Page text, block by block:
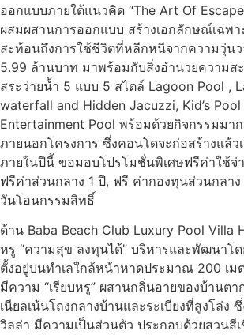
ออกแบบภายใต้แนวคิด “The Art Of
ผสมผสานการออกแบบ สร้างเอกลักษณ์เฉพา
สะท้อนถึงการใช้ชีวิตที่หลีกหนีจากความวุ่นว
5.99 ล้านบาท มาพร้อมกับสิ่งอำนวยความส
สระว่ายน้ำ 5 แบบ 5 สไตล์ Lagoon Pool ,
waterfall and Hidden Jacuzzi, Kid’s Pool
Entertainment Pool พร้อมด้วยกิจกรรมมา
ภายนอกโครงการ ซึ่งคอนโดจะก่อสร้างแล้ว
ภายในปีนี้ ขอมอบโปรโมชั่นพิเศษฟรีค่าใช้จ่
ฟรีค่าส่วนกลาง 1 ปี, ฟรี ค่ากองทุนส่วนกลา
วันโอนกรรมสิทธิ์
ด้าน Baba Beach Club Luxury Pool Villa
หรู “ความสุข ลงทุนได้” บริหารและพัฒนาโ
ตั้งอยู่บนทำเลใกล้หน้าหาดประมาณ 200 เม
มีความ “เรียบหรู” ผสานกลิ่นอายของบ้านต
เนียลเน้นโถงกลางบ้านและระเบียงที่สูงโล่ง
วิลล่า มีความเป็นส่วนตัว ประกอบด้วยสวนสี